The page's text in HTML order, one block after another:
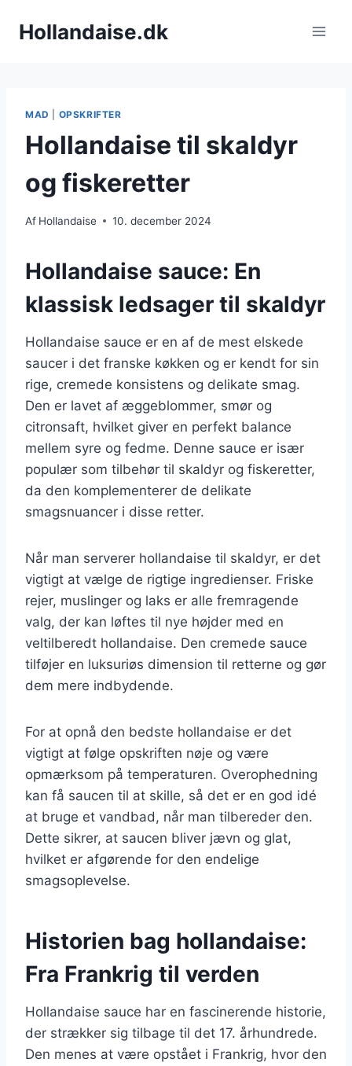
Hollandaise.dk
MAD OPSKRIFTER
Hollandaise til skaldyr
og fiskeretter
Af Hollandaise 10. december 2024
Hollandaise sauce: En
klassisk ledsager til skaldyr
Hollandaise sauce er en af de mest elskede
saucer i det franske køkken og er kendt for sin
rige, cremede konsistens og delikate smag.
Den er lavet af æggeblommer, smør og
citronsaft, hvilket giver en perfekt balance
mellem syre og fedme. Denne sauce er især
populær som tilbehør til skaldyr og fiskeretter,
da den komplementerer de delikate
smagsnuancer i disse retter.
Når man serverer hollandaise til skaldyr, er det
vigtigt at vælge de rigtige ingredienser. Friske
rejer, muslinger og laks er alle fremragende
valg, der kan løftes til nye højder med en
veltilberedt hollandaise. Den cremede sauce
tilføjer en luksuriøs dimension til retterne og gør
dem mere indbydende.
For at opnå den bedste hollandaise er det
vigtigt at følge opskriften nøje og være
opmærksom på temperaturen. Overophedning
kan få saucen til at skille, så det er en god idé
at bruge et vandbad, når man tilbereder den.
Dette sikrer, at saucen bliver jævn og glat,
hvilket er afgørende for den endelige
smagsoplevelse.
Historien bag hollandaise:
Fra Frankrig til verden
Hollandaise sauce har en fascinerende historie,
der strækker sig tilbage til det 17. århundrede.
Den menes at være opstået i Frankrig, hvor den